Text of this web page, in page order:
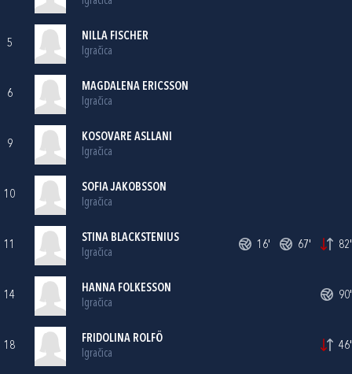
5
NILLA FISCHER
Igračica
6
MAGDALENA ERICSSON
Igračica
9
KOSOVARE ASLLANI
Igračica
10
SOFIA JAKOBSSON
Igračica
11
STINA BLACKSTENIUS
Igračica
16' 67' 82'
14
HANNA FOLKESSON
Igračica
90'
18
FRIDOLINA ROLFÖ
Igračica
46'